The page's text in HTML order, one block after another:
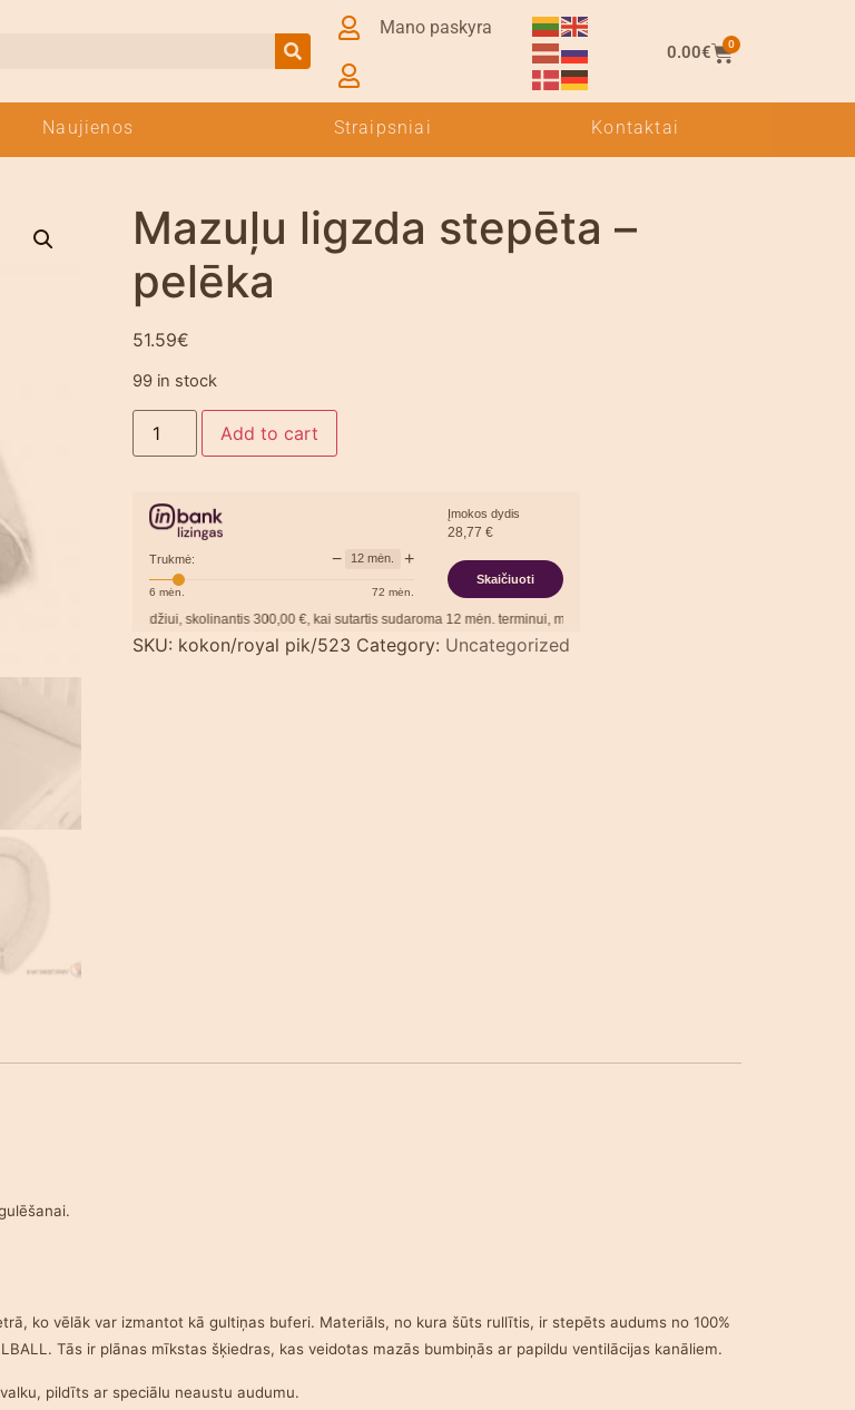
Mano paskyra
0.00€ 0
Naujienos Straipsniai Kontaktai
Mazuļu ligzda stepēta –
pelēka
51.59€
99 in stock
Add to cart
Trukmė: − 12 mėn. +
6 mėn. 72 mėn.
Įmokos dydis
28,77 €
Skaičiuoti
Pavyzdžiui, skolinantis300,00€, kai sutartis sudaroma12mėn. terminui, metinė palūkanų norma –
SKU: kokon/royal pik/523 Category: Uncategorized
ko vēlāk var izmantot kā gultiņas buferi. Materiāls, no kura šūts rullītis, ir stepēts audums no 100%
Tās ir plānas mīkstas šķiedras, kas veidotas mazās bumbiņās ar papildu ventilācijas kanāliem.
pildīts ar speciālu neaustu audumu.